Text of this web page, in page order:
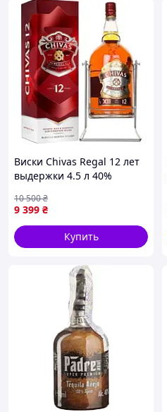
Виски Chivas Regal 12 лет
выдержки 4.5 л 40%
9 399 ₴
10 500₴
Купить